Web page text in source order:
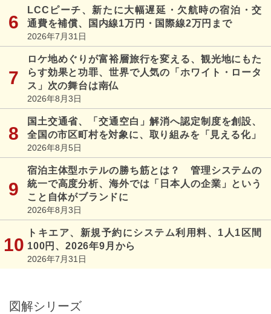
LCCピーチ、新たに大幅遅延・欠航時の宿泊・交
通費を補償、国内線1万円・国際線2万円まで
2026年7月31日
ロケ地めぐりが富裕層旅行を変える、観光地にもた
らす効果と功罪、世界で人気の「ホワイト・ロータ
ス」次の舞台は南仏
2026年8月3日
国土交通省、「交通空白」解消へ認定制度を創設、
全国の市区町村を対象に、取り組みを「見える化」
2026年8月5日
宿泊主体型ホテルの勝ち筋とは？ 管理システムの
統一で高度分析、海外では「日本人の企業」という
こと自体がブランドに
2026年8月3日
トキエア、新規予約にシステム利用料、1人1区間
100円、2026年9月から
2026年7月31日
図解シリーズ